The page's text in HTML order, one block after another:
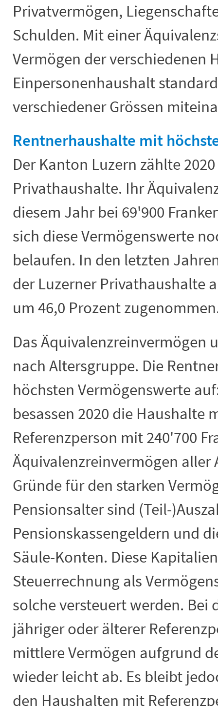
Privatvermögen,
Schulden. Mit einer
Vermögen der verschiedenen
Einpersonenhaushalt
verschiedener Grössen
Rentnerhaushalte mit
Der Kanton Luzern zählte
Privathaushalte. Ihr
diesem Jahr bei 69'900
sich diese Vermögenswerte
belaufen. In den letzten
der Luzerner Privathaushalte
um 46,0 Prozent
Das Äquivalenzreinvermögen
nach Altersgruppe. Die
höchsten Vermögenswerte
besassen 2020 die Haushalte
Referenzperson mit 240'700
Äquivalenzreinvermögen aller
Gründe für den starken
Pensionsalter sind (Teil-
Pensionskassengeldern und
Säule-Konten. Diese
Steuerrechnung als
solche versteuert werden. Bei
jähriger oder älterer
mittlere Vermögen aufgrund
wieder leicht ab. Es bleibt
den Haushalten mit